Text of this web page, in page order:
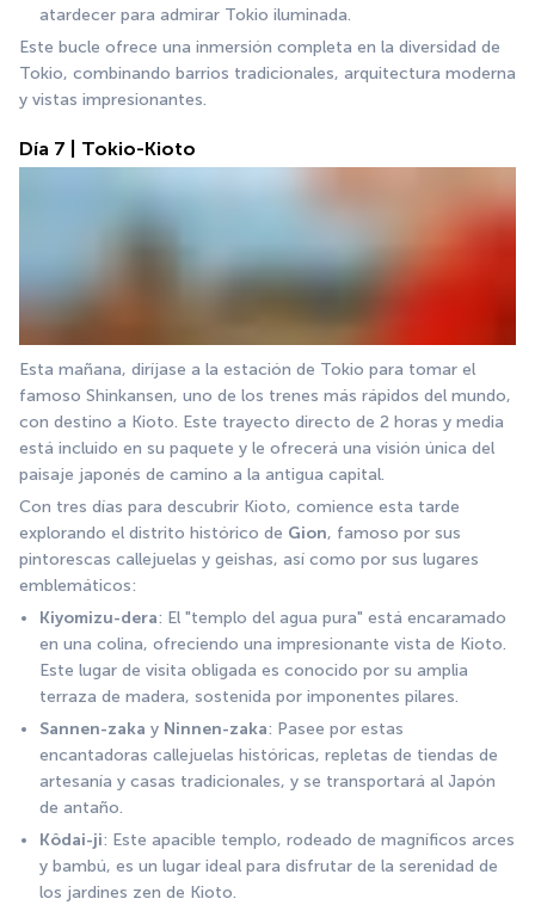
atardecer para admirar Tokio iluminada.
Este bucle ofrece una inmersión completa en la diversidad de
Tokio, combinando barrios tradicionales, arquitectura moderna
y vistas impresionantes.
Día 7 | Tokio-Kioto
Esta mañana, diríjase a la estación de Tokio para tomar el
famoso Shinkansen, uno de los trenes más rápidos del mundo,
con destino a Kioto. Este trayecto directo de 2 horas y media
está incluido en su paquete y le ofrecerá una visión única del
paisaje japonés de camino a la antigua capital.
Con tres días para descubrir Kioto, comience esta tarde
explorando el distrito histórico de Gion, famoso por sus
pintorescas callejuelas y geishas, así como por sus lugares
emblemáticos:
Kiyomizu-dera: El "templo del agua pura" está encaramado
en una colina, ofreciendo una impresionante vista de Kioto.
Este lugar de visita obligada es conocido por su amplia
terraza de madera, sostenida por imponentes pilares.
Sannen-zaka y Ninnen-zaka: Pasee por estas
encantadoras callejuelas históricas, repletas de tiendas de
artesanía y casas tradicionales, y se transportará al Japón
de antaño.
Kôdai-ji: Este apacible templo, rodeado de magníficos arces
y bambú, es un lugar ideal para disfrutar de la serenidad de
los jardines zen de Kioto.